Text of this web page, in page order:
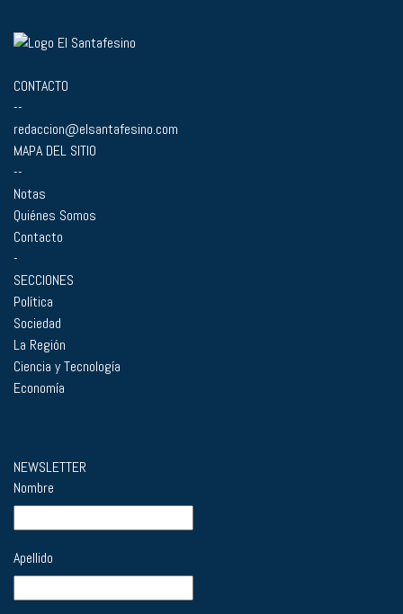
CONTACTO
--
redaccion@elsantafesino.com
MAPA DEL SITIO
--
Notas
Quiénes Somos
Contacto
-
SECCIONES
Política
Sociedad
La Región
Ciencia y Tecnología
Economía
NEWSLETTER
Nombre
Apellido